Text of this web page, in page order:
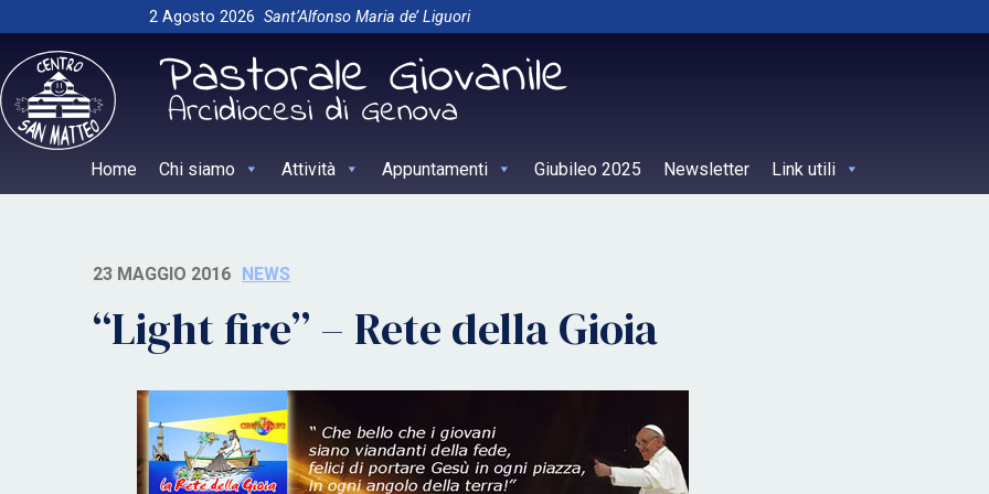
to
content
2 Agosto 2026 Sant’Alfonso Maria de’ Liguori
Home Chi siamo Attività Appuntamenti Giubileo 2025 Newsletter Link utili
23 MAGGIO 2016 NEWS
“Light fire” – Rete della Gioia